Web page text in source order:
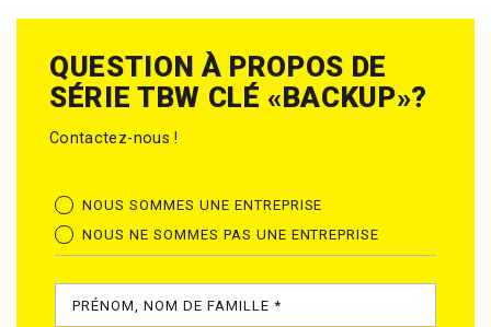
QUESTION À PROPOS DE
SÉRIE TBW CLÉ «BACKUP»?
Contactez-nous !
NOUS SOMMES UNE ENTREPRISE
NOUS NE SOMMES PAS UNE ENTREPRISE